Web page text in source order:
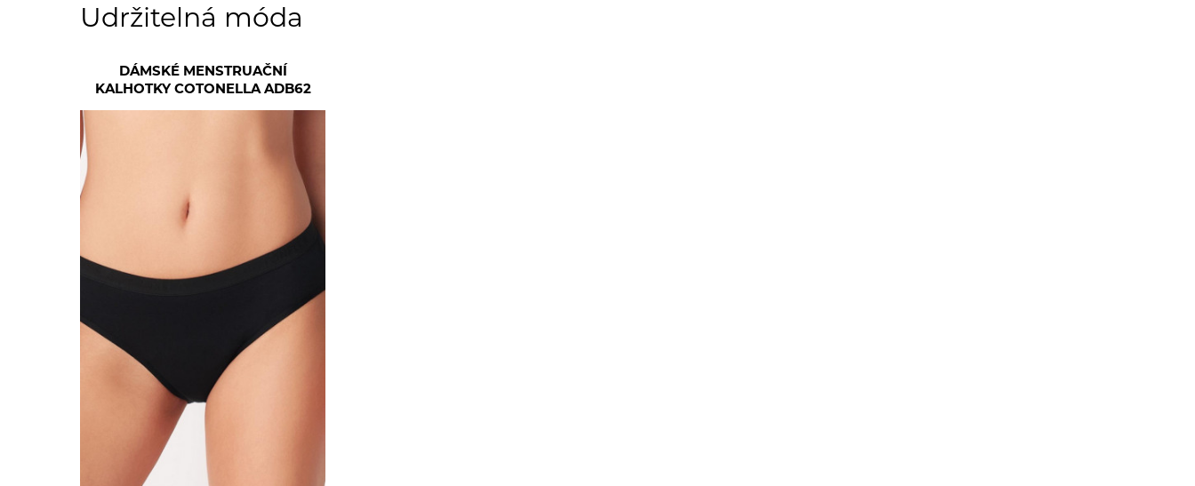
Udržitelná móda
DÁMSKÉ MENSTRUAČNÍ
KALHOTKY COTONELLA ADB62